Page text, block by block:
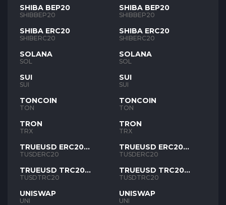
SHIBA BEP20
SHIBBEP20
SHIBA ERC20
SHIBERC20
SOLANA
SOL
SUI
SUI
TONCOIN
TON
TRON
TRX
TRUEUSD ERC20
TUSD
TUSDERC20
TRUEUSD TRC20
TUSD
TUSDTRC20
UNISWAP
UNI
SHIBA BEP20
SHIBBEP20
SHIBA ERC20
SHIBERC20
SOLANA
SOL
SUI
SUI
TONCOIN
TON
TRON
TRX
TRUEUSD ERC20
TUSD
TUSDERC20
TRUEUSD TRC20
TUSD
TUSDTRC20
UNISWAP
UNI